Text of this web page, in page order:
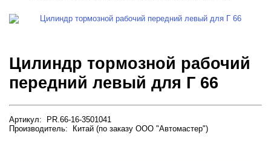
Цилиндр тормозной рабочий
передний левый для Г 66
Артикул: PR.66-16-3501041
Производитель: Китай (по заказу ООО "Автомастер")